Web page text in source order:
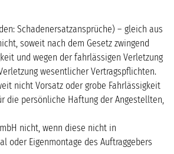
Schadenersatzansprüche) – gleich aus
soweit nach dem Gesetz zwingend
und wegen der fahrlässigen Verletzung
wesentlicher Vertragspflichten.
nicht Vorsatz oder grobe Fahrlässigkeit
die persönliche Haftung der Angestellten,
nicht, wenn diese nicht in
oder Eigenmontage des Auftraggebers